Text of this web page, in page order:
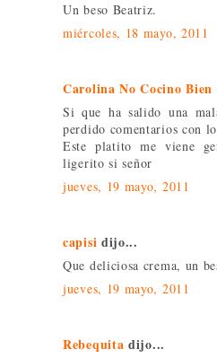
Un beso Beatriz.
miércoles, 18 mayo, 2011
Carolina No Cocino Bien
Si que ha salido una
perdido comentarios con
Este platito me viene
ligerito si señor
jueves, 19 mayo, 2011
capisi dijo...
Que deliciosa crema, un
jueves, 19 mayo, 2011
Rebequita dijo...